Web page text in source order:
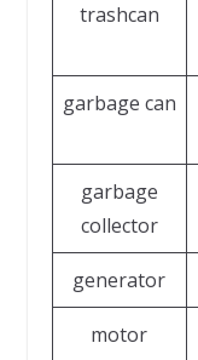
trashcan
garbage can
garbage
collector
generator
motor